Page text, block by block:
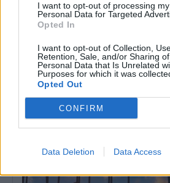
I want to opt-out of processing my
Personal Data for Targeted
Opted In
I want to opt-out of Collection,
Retention, Sale, and/or Sharing
Personal Data that Is Unrelated
Purposes for which it was
Opted Out
CONFIRM
Data Deletion Data Access
Preços das casas sobem 14,7% no
euros por metro quadrado
Os preços das casas anunciadas para
aumentaram 14,7% em julho, face...